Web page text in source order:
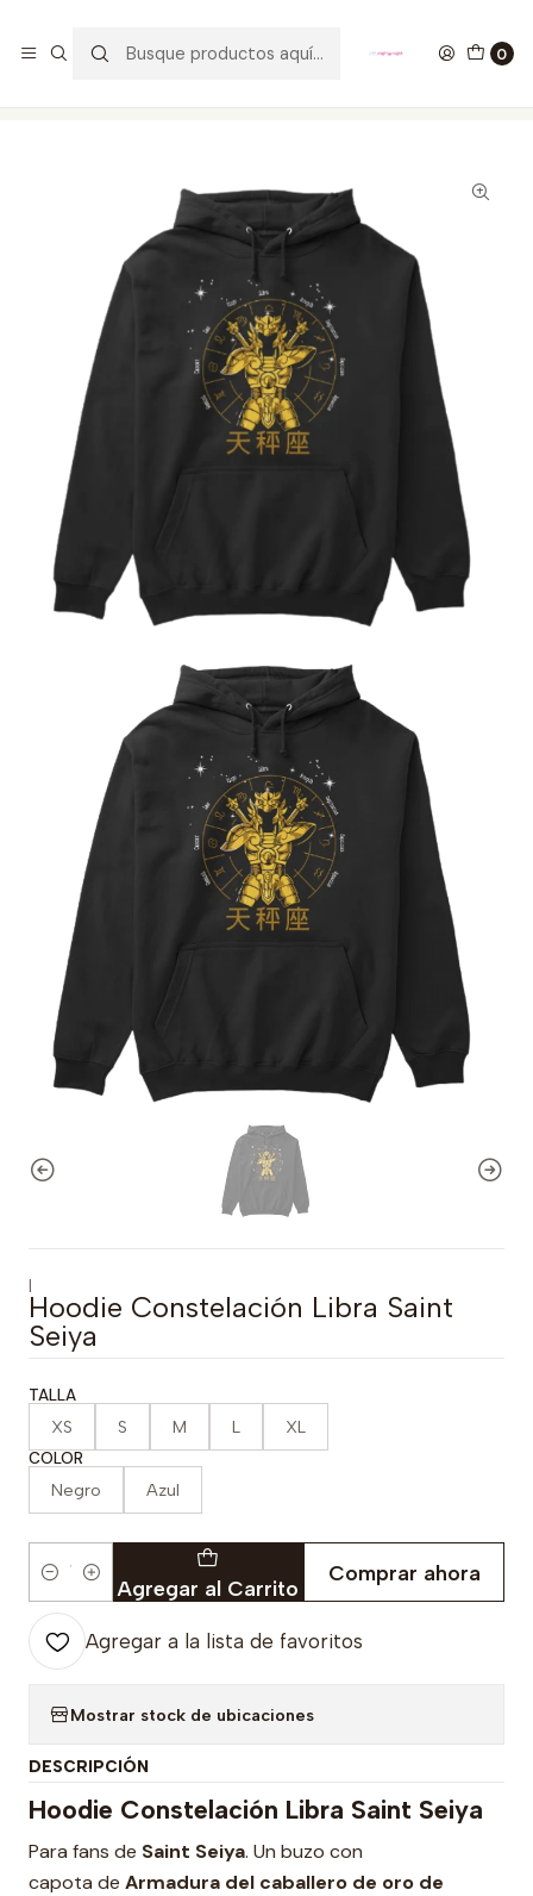
0
|
Hoodie Constelación Libra Saint
Seiya
TALLA
XS S M L XL
COLOR
Negro Azul
Cantidad Agregar al Carrito
Comprar ahora
Agregar a la lista de favoritos
Mostrar stock de ubicaciones
DESCRIPCIÓN
Hoodie Constelación Libra Saint Seiya
Para fans de Saint Seiya. Un buzo con
capota de Armadura del caballero de oro de